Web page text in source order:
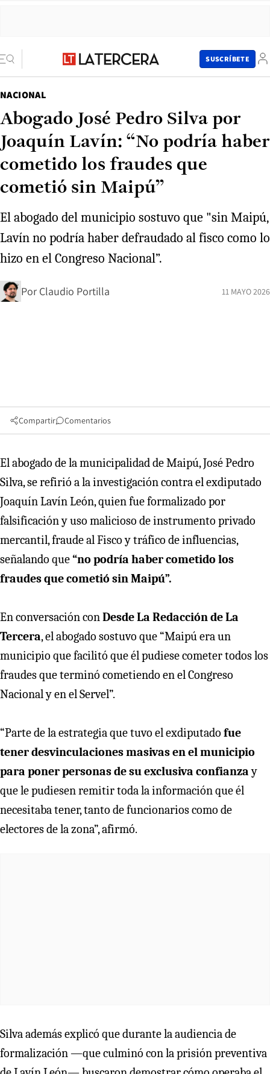
SUSCRÍBETE
NACIONAL
Abogado José Pedro Silva por
Joaquín Lavín: “No podría haber
cometido los fraudes que
cometió sin Maipú”
El abogado del municipio sostuvo que "sin Maipú,
Lavín no podría haber defraudado al fisco como lo
hizo en el Congreso Nacional”.
Por Claudio Portilla 11 MAYO 2026
Compartir Comentarios
El abogado de la municipalidad de Maipú, José Pedro
Silva, se refirió a la investigación contra el exdiputado
Joaquín Lavín León, quien fue formalizado por
falsificación y uso malicioso de instrumento privado
mercantil, fraude al Fisco y tráfico de influencias,
señalando que“no podría haber cometido los
fraudes que cometió sin Maipú”.
En conversación conDesde La Redacción de La
Tercera, el abogado sostuvo que “Maipú era un
municipio que facilitó que él pudiese cometer todos los
fraudes que terminó cometiendo en el Congreso
Nacional y en el Servel”.
“Parte de la estrategia que tuvo el exdiputado fue
tener desvinculaciones masivas en el municipio
para poner personas de su exclusiva confianzay
que le pudiesen remitir toda la información que él
necesitaba tener, tanto de funcionarios como de
electores de la zona”, afirmó.
Silva además explicó que durante la audiencia de
formalización —que culminó con la prisión preventiva